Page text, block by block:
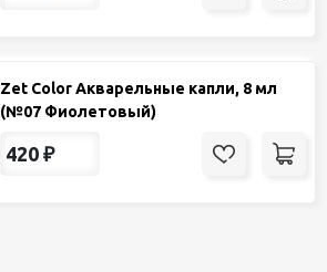
Zet Color Акварельные капли, 8 мл
(№07 Фиолетовый)
420 ₽